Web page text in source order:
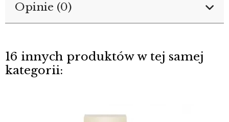
Opinie (0)
16 innych produktów w tej samej
kategorii: